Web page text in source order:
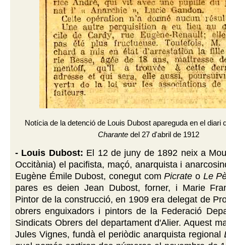
Notícia de la detenció de Louis Dubost apareguda en el diari
Charantedel 27 d'abril de 1912
- Louis Dubost: El 12 de juny de 1892 neix a
Occitània) el pacifista, maçó, anarquista i
Eugène Émile Dubost, conegut comPicrate o Le
pares es deien Jean Dubost, forner, i Marie
Pintor de la construcció, en 1909 era delegat de
obrers enguixadors i pintors de la Federació
Sindicats Obrers del departament d'Alier. Aquest
Jules Vignes, fundà el periòdic anarquista regional